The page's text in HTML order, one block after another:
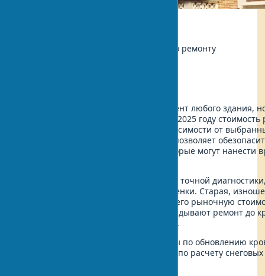
Иван Шевченко, Мастер по ремонту
Кровля – это не только важный элемент любого здания,
непогоды и внешних воздействий. В 2025 году
составляет от €15 до €80 за м², в зависимости от
Своевременное обновление кровли позволяет
других серьезных повреждений, которые могут нанести
Как хирургическая операция требует точной
начинаются с профессиональной оценки. Старая,
внешний вид дома и может снизить его рыночную
замечаю, что владельцы домов откладывают ремонт до
кровельных работ возрастает в разы.
Все работы по обновлению
европейскому стандарту EN 1991-1-3 по расчету